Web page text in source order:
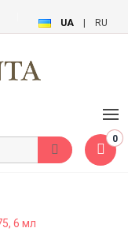
UA RU
0
6 мл